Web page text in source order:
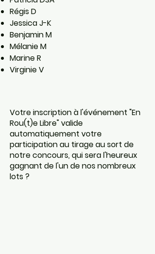
Régis D
Jessica J-K
Benjamin M
Mélanie M
Marine R
Virginie V​
Votre inscription à l'événement "En
Rou(t)e Libre" valide
automatiquement votre
participation au tirage au sort de
notre concours, qui sera l'heureux
gagnant de l'un de nos nombreux
lots ?